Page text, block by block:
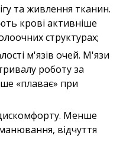
та живлення тканин.
крові активніше
структурах;
м'язів очей. М'язи
роботу за
«плаває» при
Менше
відчуття